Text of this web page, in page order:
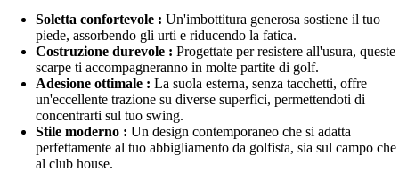
Soletta confortevole : Un'imbottitura generosa sostiene il tuo
piede, assorbendo gli urti e riducendo la fatica.
Costruzione durevole : Progettate per resistere all'usura, queste
scarpe ti accompagneranno in molte partite di golf.
Adesione ottimale : La suola esterna, senza tacchetti, offre
un'eccellente trazione su diverse superfici, permettendoti di
concentrarti sul tuo swing.
Stile moderno : Un design contemporaneo che si adatta
perfettamente al tuo abbigliamento da golfista, sia sul campo che
al club house.